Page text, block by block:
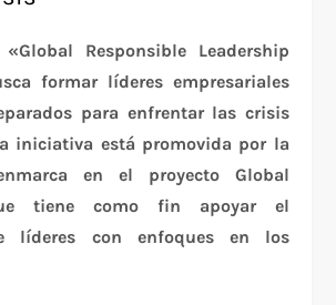
Responsible Leadership
formar líderes empresariales
para enfrentar las crisis
iniciativa está promovida por la
en el proyecto Global
tiene como fin apoyar el
líderes con enfoques en los